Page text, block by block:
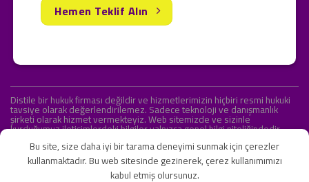
Hemen Teklif Alın
Distile bir hukuk firması değildir ve hizmetlerimizin hiçbiri resmi hukuki
tavsiye olarak değerlendirilemez. Sadece teknoloji ve danışmanlık
şirketi olarak hizmet vermekteyiz. Web sitemizde ve sizinle
kurduğumuz iletişimlerdeki bilgiler yalnızca genel bilgi niteliğindedir.
Bu site, size daha iyi bir tarama deneyimi sunmak için çerezler
kullanmaktadır. Bu web sitesinde gezinerek, çerez kullanımımızı
kabul etmiş olursunuz.